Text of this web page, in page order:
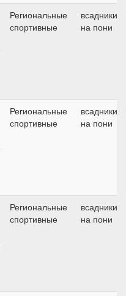
Региональные
спортивные
всадники
на пони
Региональные
спортивные
всадники
на пони
Региональные
спортивные
всадники
на пони